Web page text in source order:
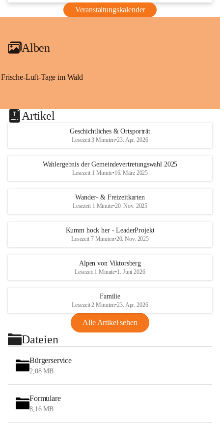
Veranstaltungskalender
Alben
Frische-Luft-Tage im Wald
Artikel
Geschichtliches & Ortsporträt
Lesezeit 3 Minuten•23. Apr. 2026
Wahlergebnis der Gemeindevertretungswahl 2025
Lesezeit 1 Minute•16. März 2025
Wander- & Freizeitkarten
Lesezeit 1 Minute•20. Nov. 2025
Kumm hock her - LeaderProjekt
Lesezeit 7 Minuten•20. Nov. 2025
Alpen von Viktorsberg
Lesezeit 1 Minute•1. Juni 2026
Familie
Lesezeit 2 Minuten•23. Apr. 2026
Alle Artikel sehen
Dateien
Bürgerservice
2,08 MB
Formulare
8,16 MB